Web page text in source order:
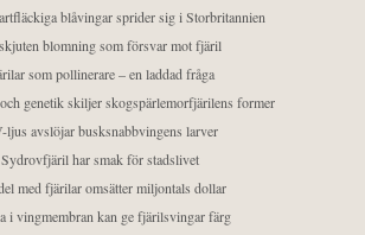
blåvingar sprider sig i Storbritannien
blomning som försvar mot fjäril
som pollinerare – en laddad fråga
genetik skiljer skogspärlemorfjärilens former
ljus avslöjar busksnabbvingens larver
Sydrovfjäril har smak för stadslivet
med fjärilar omsätter miljontals dollar
i vingmembran kan ge fjärilsvingar färg